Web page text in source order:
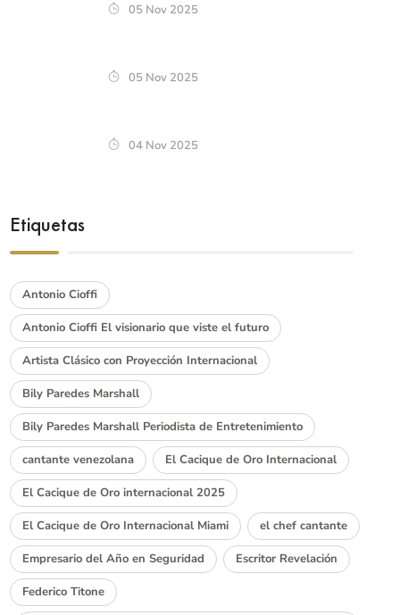
05 Nov 2025
05 Nov 2025
04 Nov 2025
Etiquetas
Antonio Cioffi
Antonio Cioffi El visionario que viste el futuro
Artista Clásico con Proyección Internacional
Bily Paredes Marshall
Bily Paredes Marshall Periodista de Entretenimiento
cantante venezolana El Cacique de Oro Internacional
El Cacique de Oro internacional 2025
El Cacique de Oro Internacional Miami el chef cantante
Empresario del Año en Seguridad Escritor Revelación
Federico Titone